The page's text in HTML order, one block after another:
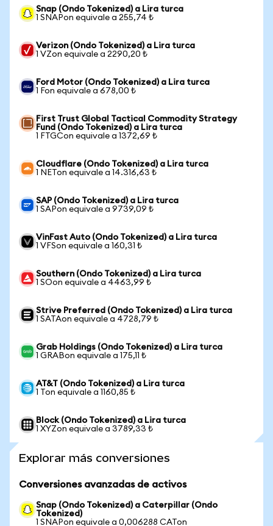
Snap (Ondo Tokenized) a Lira turca
1 SNAPon equivale a 255,74 ₺
Verizon (Ondo Tokenized) a Lira turca
1 VZon equivale a 2290,20 ₺
Ford Motor (Ondo Tokenized) a Lira turca
1 Fon equivale a 678,00 ₺
First Trust Global Tactical Commodity Strategy
Fund (Ondo Tokenized) a Lira turca
1 FTGCon equivale a 1372,69 ₺
Cloudflare (Ondo Tokenized) a Lira turca
1 NETon equivale a 14.316,63 ₺
SAP (Ondo Tokenized) a Lira turca
1 SAPon equivale a 9739,09 ₺
VinFast Auto (Ondo Tokenized) a Lira turca
1 VFSon equivale a 160,31 ₺
Southern (Ondo Tokenized) a Lira turca
1 SOon equivale a 4463,99 ₺
Strive Preferred (Ondo Tokenized) a Lira turca
1 SATAon equivale a 4728,79 ₺
Grab Holdings (Ondo Tokenized) a Lira turca
1 GRABon equivale a 175,11 ₺
AT&T (Ondo Tokenized) a Lira turca
1 Ton equivale a 1160,85 ₺
Block (Ondo Tokenized) a Lira turca
1 XYZon equivale a 3789,33 ₺
Explorar más conversiones
Conversiones avanzadas de activos
Snap (Ondo Tokenized) a Caterpillar (Ondo
Tokenized)
1 SNAPon equivale a 0,006288 CATon